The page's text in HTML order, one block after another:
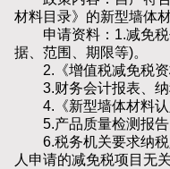
材料目录》的新型墙体
申请资料：1.减免税
据、范围、期限等)。
2.《增值税减免税资
3.财务会计报表、纳
4.《新型墙体材料认
5.产品质量检测报告
6.税务机关要求纳税
人申请的减免税项目无